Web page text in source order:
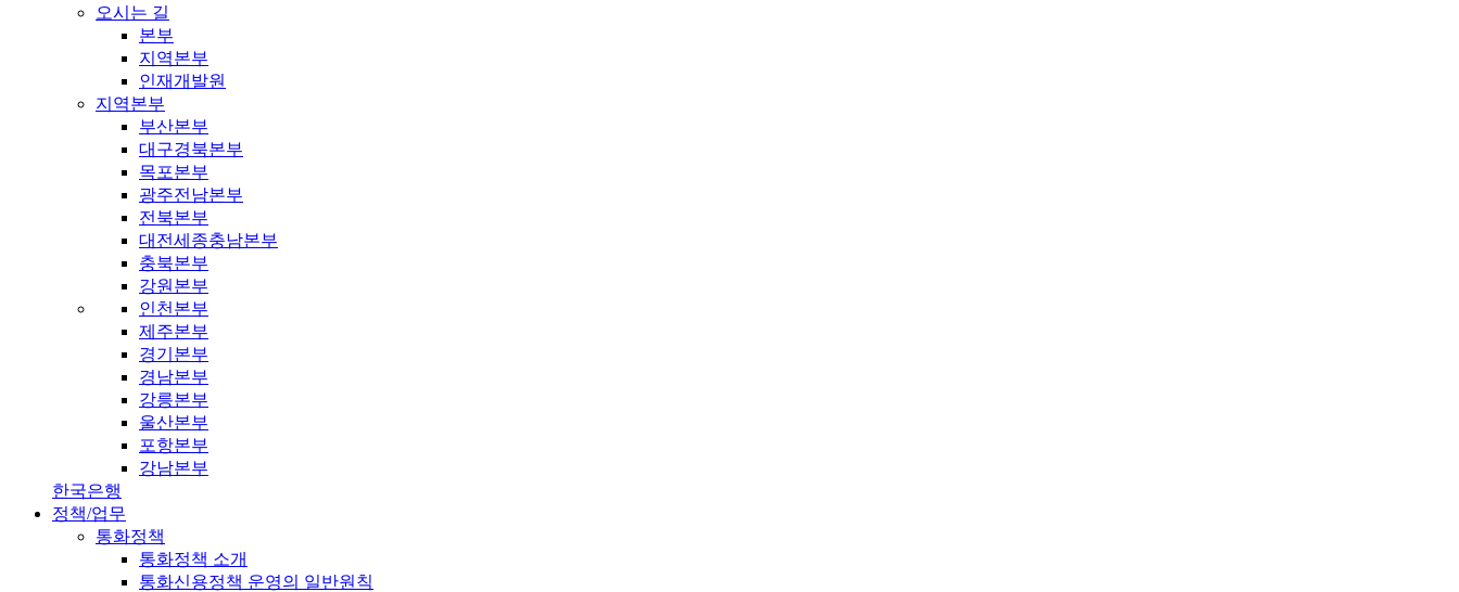
오시는 길
본부
지역본부
인재개발원
지역본부
부산본부
대구경북본부
목포본부
광주전남본부
전북본부
대전세종충남본부
충북본부
강원본부
인천본부
제주본부
경기본부
경남본부
강릉본부
울산본부
포항본부
강남본부
한국은행
정책/업무
통화정책
통화정책 소개
통화신용정책 운영의 일반원칙